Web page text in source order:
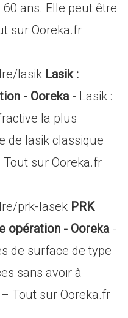
ans. Elle peut être
sur Ooreka.fr
lasik Lasik :
- Ooreka- Lasik :
la plus
de lasik classique
sur Ooreka.fr
prk-lasek PRK
opération - Ooreka-
de surface de type
sans avoir à
Tout sur Ooreka.fr